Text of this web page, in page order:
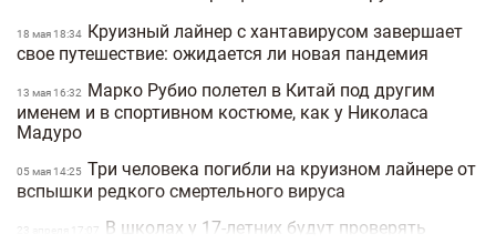
18 мая 18:34 Круизный лайнер с хантавирусом завершает
свое путешествие: ожидается ли новая пандемия
13 мая 16:32
Марко Рубио полетел в Китай под другим
именем и в спортивном костюме, как у Николаса
Мадуро
05 мая 14:25 Три человека погибли на круизном лайнере от
вспышки редкого смертельного вируса
23 апреля 17:07
В школах у 17-летних будут проверять